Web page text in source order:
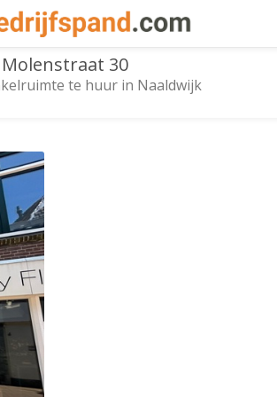
Molenstraat 30
te huur in Naaldwijk